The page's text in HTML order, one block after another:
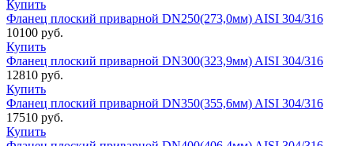
Купить
Фланец плоский приварной DN250(273,0мм) AISI 304/316
10100 руб.
Купить
Фланец плоский приварной DN300(323,9мм) AISI 304/316
12810 руб.
Купить
Фланец плоский приварной DN350(355,6мм) AISI 304/316
17510 руб.
Купить